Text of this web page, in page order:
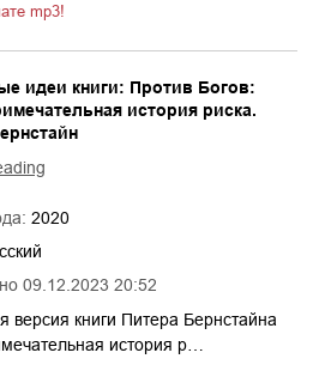
mp3!
09.12.2023 20:52
идеи книги: Против Богов:
история риска.
2020
версия книги Питера Бернстайна
история р…